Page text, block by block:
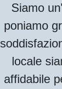
Siamo
poniamo
locale
affidabile